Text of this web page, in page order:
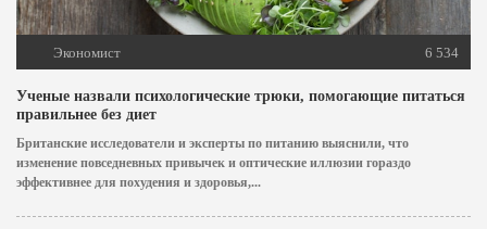
Экономист 6 534
Ученые назвали психологические трюки, помогающие питаться
правильнее без диет
Британские исследователи и эксперты по питанию выяснили, что
изменение повседневных привычек и оптические иллюзии гораздо
эффективнее для похудения и здоровья,...